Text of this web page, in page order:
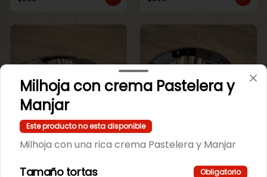
Mini Maicena
Chocolate.
Mini maicena de
vainilla.
Milhoja con crema Pastelera y
Manjar
Este producto no esta disponible
Milhoja con una rica crema Pastelera y Manjar
Tamaño tortas Obligatorio